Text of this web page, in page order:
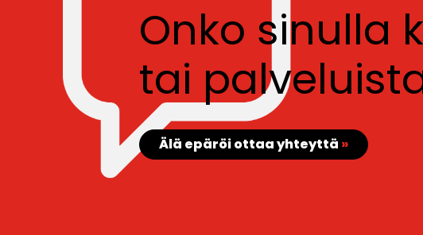
Onko sinulla
tai
Älä epäröi ottaa yhteyttä »